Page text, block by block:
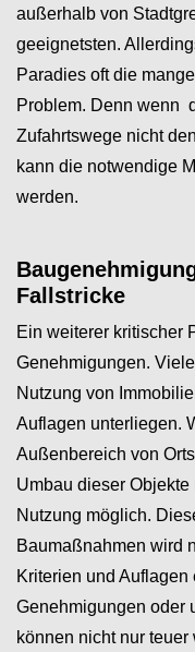
außerhalb von
geeignetsten.
Paradies oft die
Problem. Denn wenn
Zufahrtswege nicht
kann die notwendige
werden.
Fallstricke
Ein weiterer kritischer
Genehmigungen.
Nutzung von
Auflagen unterliegen.
Außenbereich von
Umbau dieser
Nutzung möglich.
Baumaßnahmen wird
Kriterien und
Genehmigungen oder
können nicht nur